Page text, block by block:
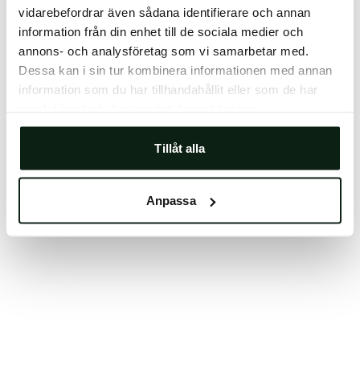
vidarebefordrar även sådana identifierare och annan
information från din enhet till de sociala medier och
annons- och analysföretag som vi samarbetar med.
Dessa kan i sin tur kombinera informationen med annan
information som du har tillhandahållit eller som de har
Tillåt alla
Anpassa
reopening your browser.
Clearing your browser cache may also help in some
cases.
We apologize for the inconvenience.